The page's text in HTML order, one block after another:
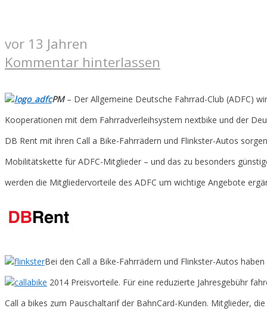
vor 13 Jahren
Kommentar hinterlassen
PM– Der Allgemeine Deutsche Fahrrad-Club (ADFC)
Kooperationen mit dem Fahrradverleihsystem nextbike und der
DB Rent mit ihren Call a Bike-Fahrrädern und Flinkster-Autos
Mobilitätskette für ADFC-Mitglieder – und das zu besonders
werden die Mitgliedervorteile des ADFC um wichtige Angebote
Bei den Call a Bike-Fahrrädern und Flinkster-Autos
2014 Preisvorteile. Für eine reduzierte Jahresgebühr
Call a bikes zum Pauschaltarif der BahnCard-Kunden. Mitglieder,